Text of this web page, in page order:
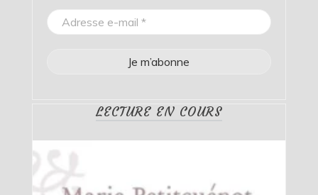
LECTURE EN COURS